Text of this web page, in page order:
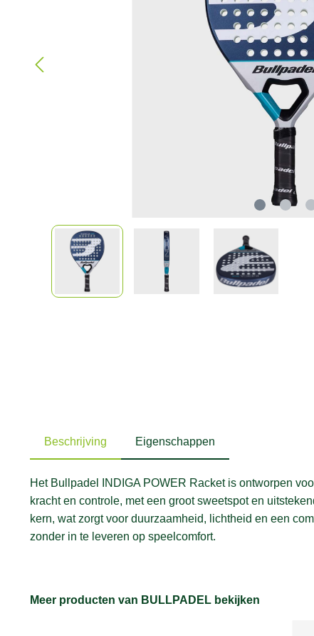
Beschrijving Eigenschappen
Het Bullpadel INDIGA POWER Racket is ontworpen
kracht en controle, met een groot sweetspot en
kern, wat zorgt voor duurzaamheid, lichtheid en een
zonder in te leveren op speelcomfort.
Meer producten van BULLPADEL bekijken